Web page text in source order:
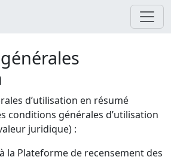
d’utilisation en résumé
conditions générales d’utilisation
juridique) :
la Plateforme de recensement des